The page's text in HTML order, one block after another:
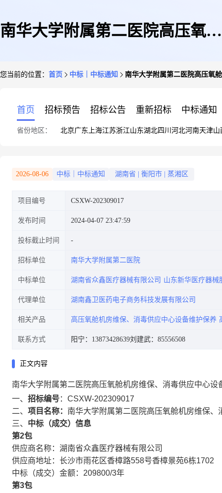
南华大学附属第二医院高压氧舱
您当前的位置： 首页 中标｜中标通知 南华大学附属第二医院高压氧
首页 招标预告 招标公告 重新招标 中标通知
省份地区： 北京广东 上海江苏浙江山东湖北四川 河北河南天津山
2026-08-06 中标｜中标通知 湖南省 衡阳市 蒸湘区
项目编号 CSXW-202309017
发布时间 2024-04-07 23:47:59
投标截止时间
招标单位 南华大学附属第二医院
中标单位 湖南省众鑫医疗器械有限公司 山东新华医疗器械
代理单位 湖南鑫卫医药电子商务科技发展有限公司
相关产品 高压氧舱机房维保、消毒供应中心设备维护保养
联系方式 阳宁：13873428639刘建武：85556508
正文内容
南华大学附属第二医院高压氧舱机房维保、消毒供应中心设
一、 招标编号：CSXW-202309017
二、 项目名称： 南华大学附属第二医院高压氧舱机房维保
三、 中标（成交）信息
第2包
供应商名称：湖南省众鑫医疗器械有限公司
供应商地址：长沙市雨花区香樟路558号香樟景苑6栋1702
中标（成交）金额：209800/3年
第3包